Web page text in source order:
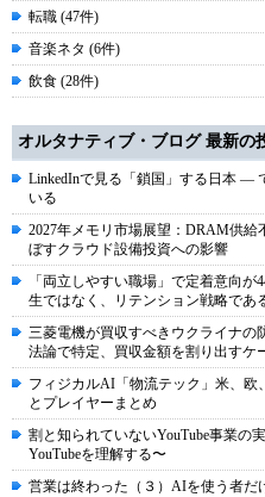
転職 (47件)
音楽ネタ (6件)
飲食 (28件)
オルタナティブ・ブログ 最新の
LinkedInで見る「鎖国」する日本 ―
いる
2027年メモリ市場展望：DRAM供給
ぼすクラウド設備投資への影響
「両立しやすい職場」で定着意向
生ではなく、リテンション戦略であ
三菱電機が買収すべきウクライナ
法論で特定、買収金額を割り出すケ
フィジカルAI「物流テック」米、欧
とプレイヤーまとめ
割と知られていないYouTube事業の
YouTubeを理解する〜
営業は終わった（３）AIを使う者だ